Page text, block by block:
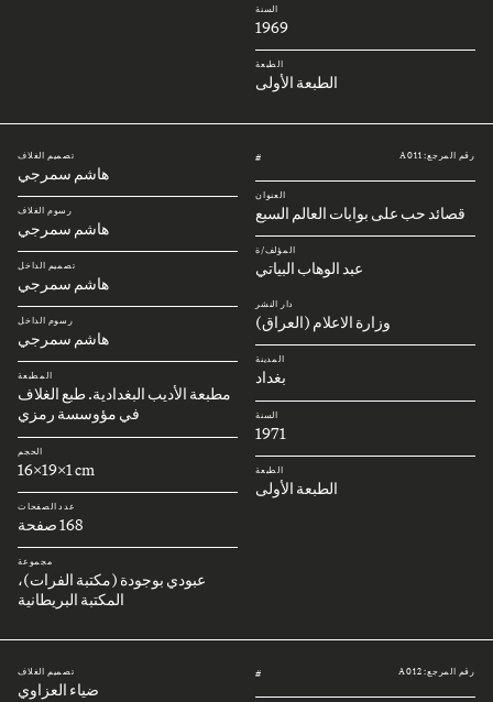
السنة
1969
الطبعة
الطبعة الأولى
رقم المرجع: A011 #
العنوان
قصائد حب على بوابات العالم السبع
المؤلف/ة
عبد الوهاب البياتي
دار النشر
وزارة الاعلام (العراق)
المدينة
بغداد
السنة
1971
الطبعة
الطبعة الأولى
تصميم الغلاف
هاشم سمرجي
رسوم الغلاف
هاشم سمرجي
تصميم الداخل
هاشم سمرجي
رسوم الداخل
هاشم سمرجي
المطبعة
مطبعة الأديب البغدادية. طبع الغلاف
في مؤوسسة رمزي
الحجم
16x19x1 cm
عدد الصفحات
168 صفحة
مجموعة
عبودي بوجودة (مكتبة الفرات)،
المكتبة البريطانية
رقم المرجع: A012 # تصميم الغلاف
ضياء العزاوي